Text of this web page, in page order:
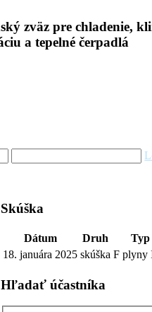
Skúška
Dátum Druh
Typ
18. januára 2025 skúška F plyny
Hľadať účastníka